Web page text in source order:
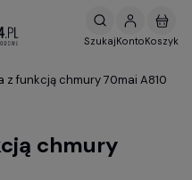
z funkcją chmury 70mai A810
chmury